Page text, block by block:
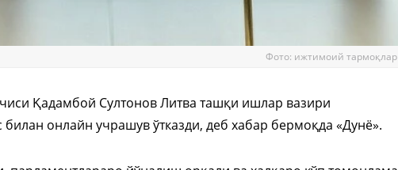
Фото: ижтимоий тармоқлар
Қадамбой Султонов Литва ташқи ишлар вазири
онлайн учрашув ўтказди, деб хабар бермоқда «Дунё».